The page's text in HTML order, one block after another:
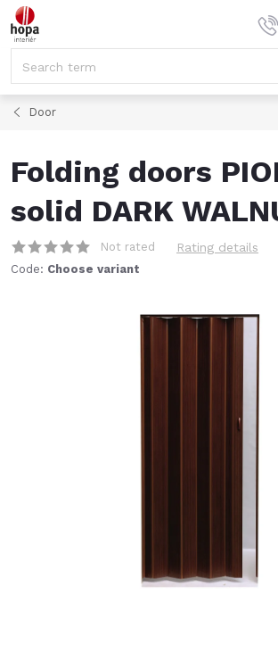
Skip
to
Door
Folding doors
solid DARK
Not rated Rating details
Code: Choose variant